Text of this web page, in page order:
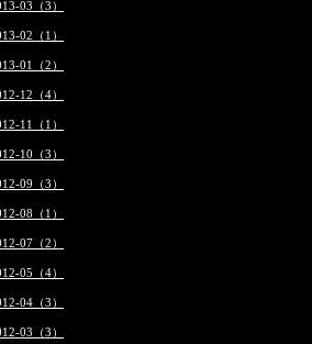
03（3）
02（1）
01（2）
12（4）
11（1）
10（3）
09（3）
08（1）
07（2）
05（4）
04（3）
03（3）